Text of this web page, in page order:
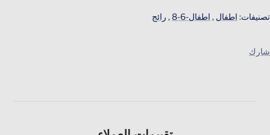
تصنيفات: اطفال , اطفال-6-8 , رائج
شارك